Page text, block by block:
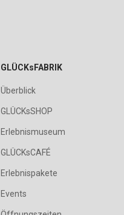
GLÜCKsFABRIK
Überblick
GLÜCKsSHOP
Erlebnismuseum
GLÜCKsCAFÉ
Erlebnispakete
Events